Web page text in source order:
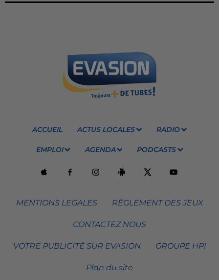
ACCUEIL ACTUS LOCALES RADIO
EMPLOI AGENDA PODCASTS
MENTIONS LEGALES RÈGLEMENT DES JEUX
CONTACTEZ NOUS
VOTRE PUBLICITÉ SUR EVASION GROUPE HPI
Plan du site